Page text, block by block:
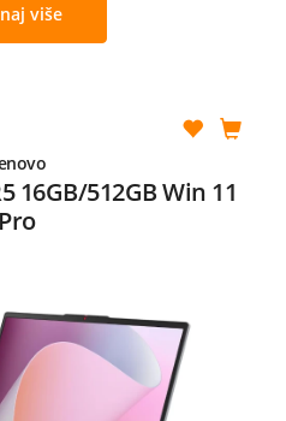
više
16GB/512GB Win 11
Pro